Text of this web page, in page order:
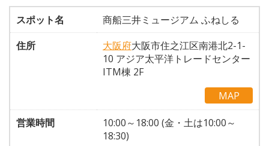
スポット名
商船三井ミュージアム ふねしる
住所
大阪府大阪市住之江区南港北2-1-
10 アジア太平洋トレードセンター
ITM棟 2F
MAP
営業時間
10:00～18:00 (金・土は10:00～
18:30)